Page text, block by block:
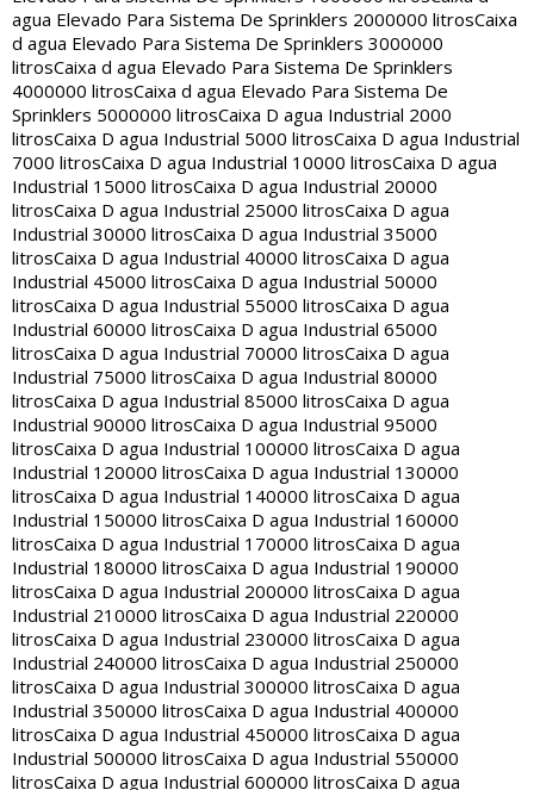
agua Elevado Para Sistema De Sprinklers 2000000 litrosCaixa
d agua Elevado Para Sistema De Sprinklers 3000000
litrosCaixa d agua Elevado Para Sistema De Sprinklers
4000000 litrosCaixa d agua Elevado Para Sistema De
Sprinklers 5000000 litrosCaixa D agua Industrial 2000
litrosCaixa D agua Industrial 5000 litrosCaixa D agua Industrial
7000 litrosCaixa D agua Industrial 10000 litrosCaixa D agua
Industrial 15000 litrosCaixa D agua Industrial 20000
litrosCaixa D agua Industrial 25000 litrosCaixa D agua
Industrial 30000 litrosCaixa D agua Industrial 35000
litrosCaixa D agua Industrial 40000 litrosCaixa D agua
Industrial 45000 litrosCaixa D agua Industrial 50000
litrosCaixa D agua Industrial 55000 litrosCaixa D agua
Industrial 60000 litrosCaixa D agua Industrial 65000
litrosCaixa D agua Industrial 70000 litrosCaixa D agua
Industrial 75000 litrosCaixa D agua Industrial 80000
litrosCaixa D agua Industrial 85000 litrosCaixa D agua
Industrial 90000 litrosCaixa D agua Industrial 95000
litrosCaixa D agua Industrial 100000 litrosCaixa D agua
Industrial 120000 litrosCaixa D agua Industrial 130000
litrosCaixa D agua Industrial 140000 litrosCaixa D agua
Industrial 150000 litrosCaixa D agua Industrial 160000
litrosCaixa D agua Industrial 170000 litrosCaixa D agua
Industrial 180000 litrosCaixa D agua Industrial 190000
litrosCaixa D agua Industrial 200000 litrosCaixa D agua
Industrial 210000 litrosCaixa D agua Industrial 220000
litrosCaixa D agua Industrial 230000 litrosCaixa D agua
Industrial 240000 litrosCaixa D agua Industrial 250000
litrosCaixa D agua Industrial 300000 litrosCaixa D agua
Industrial 350000 litrosCaixa D agua Industrial 400000
litrosCaixa D agua Industrial 450000 litrosCaixa D agua
Industrial 500000 litrosCaixa D agua Industrial 550000
litrosCaixa D agua Industrial 600000 litrosCaixa D agua